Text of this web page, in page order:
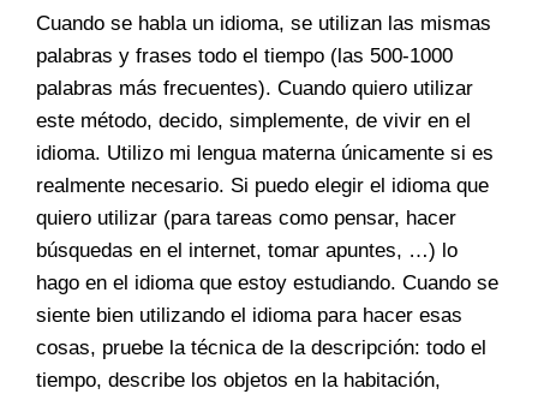
Cuando se habla un idioma, se utilizan las mismas
palabras y frases todo el tiempo (las 500-1000
palabras más frecuentes). Cuando quiero utilizar
este método, decido, simplemente, de vivir en el
idioma. Utilizo mi lengua materna únicamente si es
realmente necesario. Si puedo elegir el idioma que
quiero utilizar (para tareas como pensar, hacer
búsquedas en el internet, tomar apuntes, …) lo
hago en el idioma que estoy estudiando. Cuando se
siente bien utilizando el idioma para hacer esas
cosas, pruebe la técnica de la descripción: todo el
tiempo, describe los objetos en la habitación,